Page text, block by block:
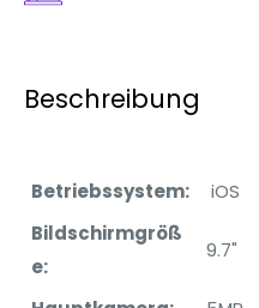
Beschreibung
Betriebssystem:
iOS
Bildschirmgröß
e:
9.7"